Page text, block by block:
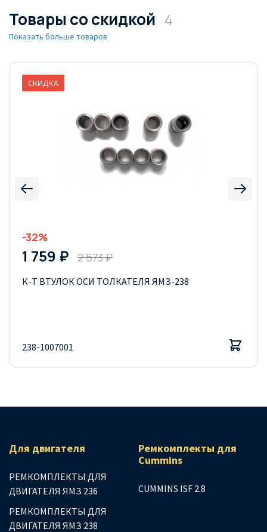
Товары со скидкой 4
Показать больше товаров
СКИДКА
-32%
1 759 ₽ 2 573 ₽
К-Т ВТУЛОК ОСИ ТОЛКАТЕЛЯ ЯМЗ-238
238-1007001
Для двигателя
РЕМКОМПЛЕКТЫ ДЛЯ
ДВИГАТЕЛЯ ЯМЗ 236
РЕМКОМПЛЕКТЫ ДЛЯ
ДВИГАТЕЛЯ ЯМЗ 238
Ремкомплекты для
Сummins
CUMMINS ISF 2.8